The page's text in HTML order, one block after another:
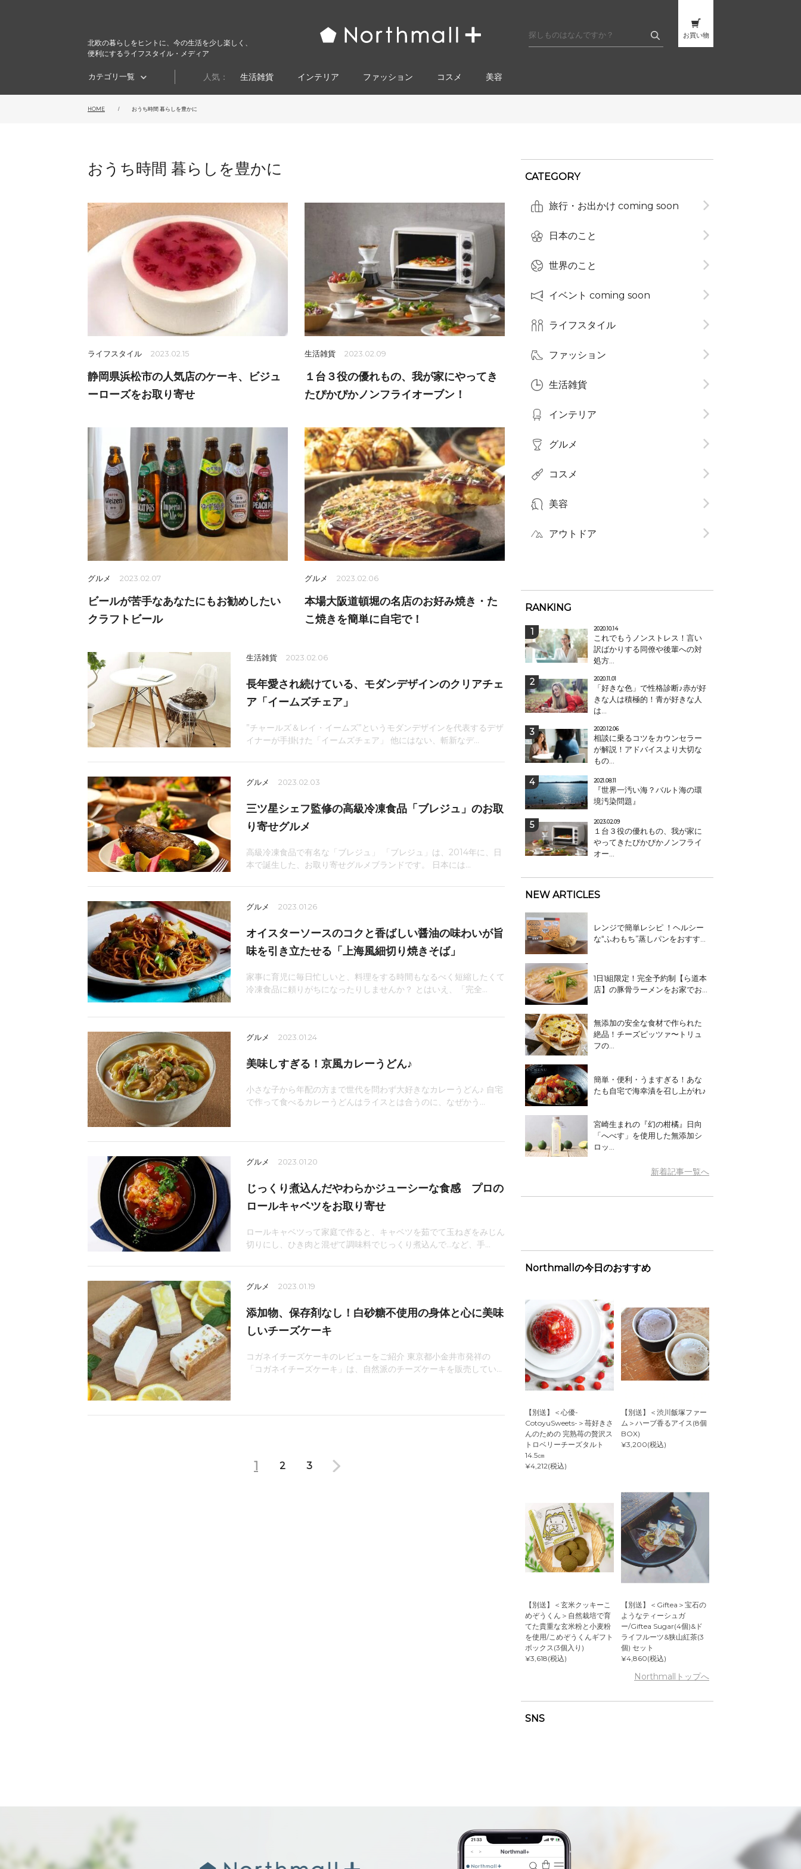
北欧の暮らしをヒントに、今の生活を少し楽しく、
便利にするライフスタイル・メディア
お買い物
カテゴリ一覧 人気： 生活雑貨 インテリア ファッション コスメ​ 美容
HOME おうち時間 暮らしを豊かに
おうち時間 暮らしを豊かに
ライフスタイル 2023.02.15
静岡県浜松市の人気店のケーキ、ビジュ
ーローズをお取り寄せ
生活雑貨 2023.02.09
１台３役の優れもの、我が家にやってき
たぴかぴかノンフライオーブン！
グルメ 2023.02.07
ビールが苦手なあなたにもお勧めしたい
クラフトビール
グルメ 2023.02.06
本場大阪道頓堀の名店のお好み焼き・た
こ焼きを簡単に自宅で！
生活雑貨 2023.02.06
長年愛され続けている、モダンデザインのクリアチェ
ア「イームズチェア」
”チャールズ＆レイ・イームズ”というモダンデザインを代表するデザ
イナーが手掛けた「イームズチェア」 他にはない、斬新なデ...
グルメ 2023.02.03
三ツ星シェフ監修の高級冷凍食品「ブレジュ」のお取
り寄せグルメ
高級冷凍食品で有名な「ブレジュ」 「ブレジュ」は、2014年に、日
本で誕生した、お取り寄せグルメブランドです。 日本には...
グルメ 2023.01.26
オイスターソースのコクと香ばしい醤油の味わいが旨
味を引き立たせる「上海風細切り焼きそば」
家事に育児に毎日忙しいと、料理をする時間もなるべく短縮したくて
冷凍食品に頼りがちになったりしませんか？ とはいえ、「完全...
グルメ 2023.01.24
美味しすぎる！京風カレーうどん♪
小さな子から年配の方まで世代を問わず大好きなカレーうどん♪ 自宅
で作って食べるカレーうどんはライスとは合うのに、なぜかう...
グルメ 2023.01.20
じっくり煮込んだやわらかジューシーな食感 プロの
ロールキャベツをお取り寄せ
ロールキャベツって家庭で作ると、キャベツを茹でて玉ねぎをみじん
切りにし、ひき肉と混ぜて調味料でじっくり煮込んで…など、手...
グルメ 2023.01.19
添加物、保存剤なし！白砂糖不使用の身体と心に美味
しいチーズケーキ
コガネイチーズケーキのレビューをご紹介 東京都小金井市発祥の
「コガネイチーズケーキ」は、自然派のチーズケーキを販売してい...
1 2 3
CATEGORY
旅行・お出かけ coming soon
日本のこと
世界のこと
イベント coming soon
ライフスタイル
ファッション
生活雑貨
インテリア
グルメ
コスメ​
美容
アウトドア
RANKING
2020.10.14
これでもうノンストレス！言い
訳ばかりする同僚や後輩への対
処方...
2020.11.01
「好きな色」で性格診断♪赤が好
きな人は積極的！青が好きな人
は...
2020.12.06
相談に乗るコツをカウンセラー
が解説！アドバイスより大切な
もの...
2021.08.11
『世界一汚い海？バルト海の環
境汚染問題』
2023.02.09
１台３役の優れもの、我が家に
やってきたぴかぴかノンフライ
オー...
NEW ARTICLES
レンジで簡単レシピ ！ヘルシー
な“ふわもち”蒸しパンをおすす...
1日1組限定！完全予約制【ら道本
店】の豚骨ラーメンをお家でお...
無添加の安全な食材で作られた
絶品！チーズピッツァ〜トリュ
フの...
簡単・便利・うますぎる！あな
たも自宅で海幸漬を召し上がれ♪
宮崎生まれの『幻の柑橘』日向
「へべす」を使用した無添加シ
ロッ...
新着記事一覧へ
Northmallの今日のおすすめ
【別送】＜心優-
CotoyuSweets-＞苺好きさ
んのための 完熟苺の贅沢ス
トロベリーチーズタルト
14.5㎝
¥4,212(税込)
【別送】＜渋川飯塚ファー
ム＞ハーブ香るアイス(8個
BOX)
¥3,200(税込)
【別送】＜玄米クッキーこ
めぞうくん＞自然栽培で育
てた貴重な玄米粉と小麦粉
を使用/こめぞうくんギフト
ボックス(3個入り)
¥3,618(税込)
【別送】＜Giftea＞宝石の
ようなティーシュガ
ー/Giftea Sugar(4個)&ド
ライフルーツ&狭山紅茶(3
個) セット
¥4,860(税込)
Northmallトップへ
SNS